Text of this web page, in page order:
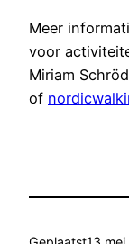
Meer
voor
Miriam
of